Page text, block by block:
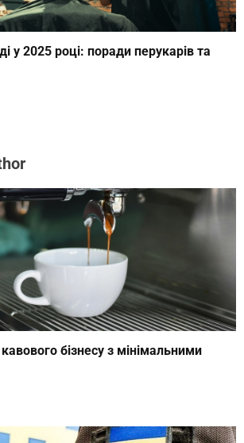
у 2025 році: поради перукарів та
бізнесу з мінімальними